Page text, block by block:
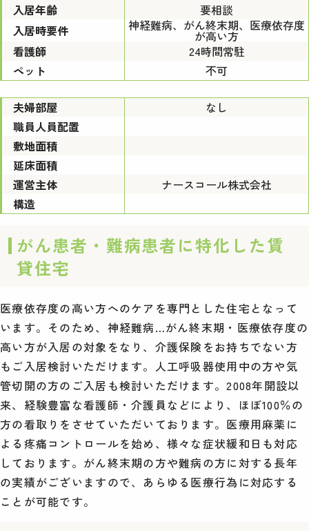
入居年齢
要相談
入居時要件
神経難病、がん終末期、医療依存度
が高い方
看護師
24時間常駐
ペット
不可
夫婦部屋
なし
職員人員配置
敷地面積
延床面積
運営主体
ナースコール株式会社
構造
がん患者・難病患者に特化した賃
貸住宅
医療依存度の高い方へのケアを専門とした住宅となって
います。そのため、神経難病…がん終末期・医療依存度の
高い方が入居の対象をなり、介護保険をお持ちでない方
もご入居検討いただけます。人工呼吸器使用中の方や気
管切開の方のご入居も検討いただけます。2008年開設以
来、経験豊富な看護師・介護員などにより、ほぼ100％の
方の看取りをさせていただいております。医療用麻薬に
よる疼痛コントロールを始め、様々な症状緩和日も対応
しております。がん終末期の方や難病の方に対する長年
の実績がございますので、あらゆる医療行為に対応する
ことが可能です。